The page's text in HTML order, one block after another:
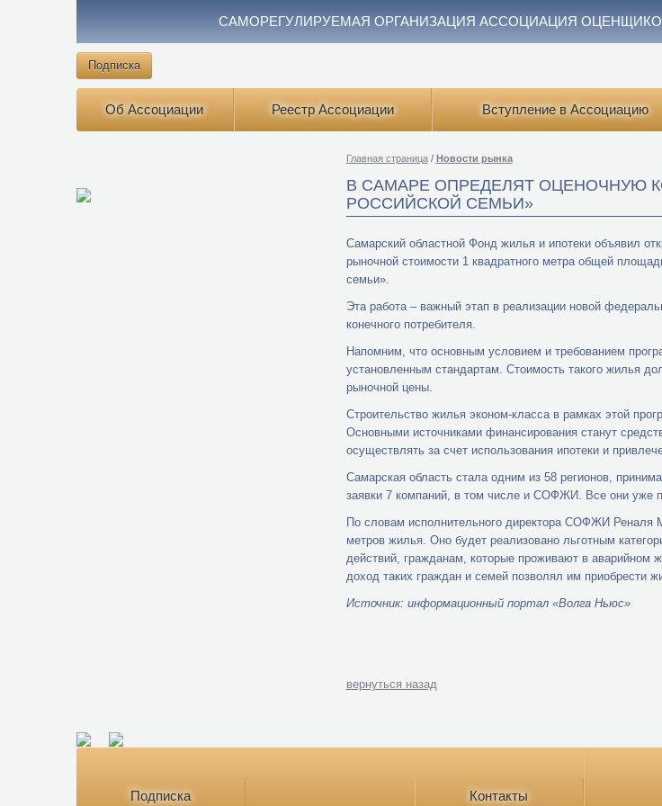
САМОРЕГУЛИРУЕМАЯ ОРГАНИЗАЦИЯ АССОЦИАЦИЯ
Подписка
Об Ассоциации Реестр Ассоциации Вступление в Ассоциацию
Главная страница / Новости рынка
В САМАРЕ ОПРЕДЕЛЯТ ОЦЕНОЧНУЮ
РОССИЙСКОЙ СЕМЬИ»
Самарский областной Фонд жилья и ипотеки объявил
рыночной стоимости 1 квадратного метра общей
семьи».
Эта работа – важный этап в реализации новой
конечного потребителя.
Напомним, что основным условием и требованием
установленным стандартам. Стоимость такого жилья
рыночной цены.
Строительство жилья эконом-класса в рамках этой
Основными источниками финансирования станут
осуществлять за счет использования ипотеки и
Самарская область стала одним из 58 регионов,
заявки 7 компаний, в том числе и СОФЖИ. Все они уже
По словам исполнительного директора СОФЖИ Реналя
метров жилья. Оно будет реализовано льготным
действий, гражданам, которые проживают в
доход таких граждан и семей позволял им приобрести
Источник: информационный портал «Волга Ньюс»
вернуться назад
Подписка Контакты